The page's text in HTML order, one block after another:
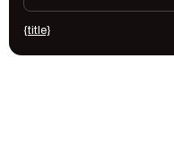
{title}